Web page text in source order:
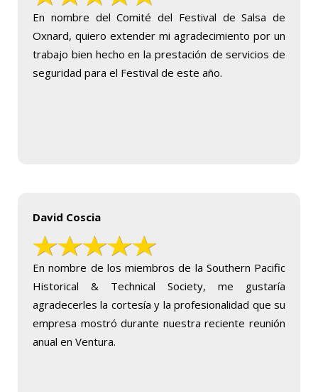
En nombre del Comité del Festival de Salsa de
Oxnard, quiero extender mi agradecimiento por un
trabajo bien hecho en la prestación de servicios de
seguridad para el Festival de este año.
David Coscia
En nombre de los miembros de la Southern Pacific
Historical & Technical Society, me gustaría
agradecerles la cortesía y la profesionalidad que su
empresa mostró durante nuestra reciente reunión
anual en Ventura.